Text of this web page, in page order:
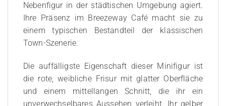
Nebenfigur in der städtischen Umgebung agiert.
Ihre Präsenz im Breezeway Café macht sie zu
einem typischen Bestandteil der klassischen
Town-Szenerie.
Die auffälligste Eigenschaft dieser Minifigur ist
die rote, weibliche Frisur mit glatter Oberfläche
und einem mittellangen Schnitt, die ihr ein
unverwechselbares Aussehen verleiht. Ihr gelber